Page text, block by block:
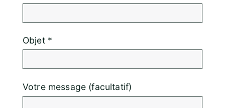
Objet *
Votre message (facultatif)